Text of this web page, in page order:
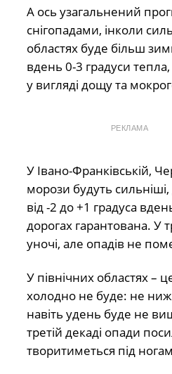
А ось узагальнений
снігопадами, інколи
областях буде більш
вдень 0-3 градуси
у вигляді дощу та
РЕКЛАМА
У Івано-Франківській,
морози будуть
від -2 до +1 градуса
дорогах гарантована. У
уночі, але опадів не
У північних областях –
холодно не буде: не
навіть удень буде не
третій декаді опади
творитиметься під